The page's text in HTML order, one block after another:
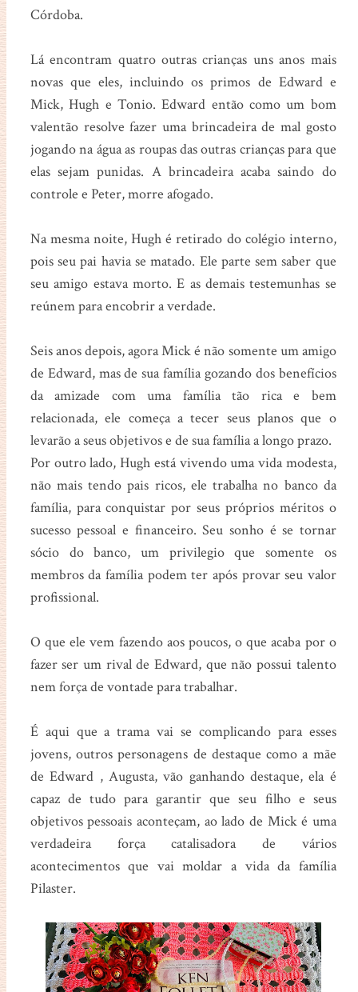
Córdoba.
Lá encontram quatro outras crianças uns anos mais
novas que eles, incluindo os primos de Edward e
Mick, Hugh e Tonio. Edward então como um bom
valentão resolve fazer uma brincadeira de mal gosto
jogando na água as roupas das outras crianças para que
elas sejam punidas. A brincadeira acaba saindo do
controle e Peter, morre afogado.
Na mesma noite, Hugh é retirado do colégio interno,
pois seu pai havia se matado. Ele parte sem saber que
seu amigo estava morto. E as demais testemunhas se
reúnem para encobrir a verdade.
Seis anos depois, agora Mick é não somente um amigo
de Edward, mas de sua família gozando dos benefícios
da amizade com uma família tão rica e bem
relacionada, ele começa a tecer seus planos que o
levarão a seus objetivos e de sua família a longo prazo.
Por outro lado, Hugh está vivendo uma vida modesta,
não mais tendo pais ricos, ele trabalha no banco da
família, para conquistar por seus próprios méritos o
sucesso pessoal e financeiro. Seu sonho é se tornar
sócio do banco, um privilegio que somente os
membros da família podem ter após provar seu valor
profissional.
O que ele vem fazendo aos poucos, o que acaba por o
fazer ser um rival de Edward, que não possui talento
nem força de vontade para trabalhar.
É aqui que a trama vai se complicando para esses
jovens, outros personagens de destaque como a mãe
de Edward , Augusta, vão ganhando destaque, ela é
capaz de tudo para garantir que seu filho e seus
objetivos pessoais aconteçam, ao lado de Mick é uma
verdadeira força catalisadora de vários
acontecimentos que vai moldar a vida da família
Pilaster.